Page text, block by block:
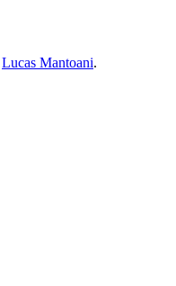
Lucas Mantoani.